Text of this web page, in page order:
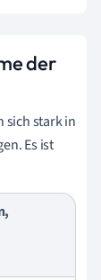
der
sich stark in
Es ist